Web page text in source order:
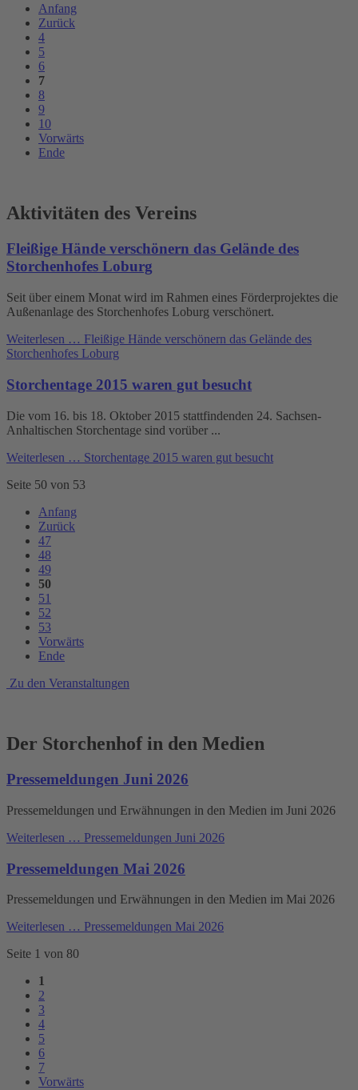
Anfang
Zurück
4
5
6
7
8
9
10
Vorwärts
Ende
Aktivitäten des Vereins
Fleißige Hände verschönern das Gelände des
Storchenhofes Loburg
Seit über einem Monat wird im Rahmen eines Förderprojektes die
Außenanlage des Storchenhofes Loburg verschönert.
Weiterlesen … Fleißige Hände verschönern das Gelände des
Storchenhofes Loburg
Storchentage 2015 waren gut besucht
Die vom 16. bis 18. Oktober 2015 stattfindenden 24. Sachsen-
Anhaltischen Storchentage sind vorüber ...
Weiterlesen … Storchentage 2015 waren gut besucht
Seite 50 von 53
Anfang
Zurück
47
48
49
50
51
52
53
Vorwärts
Ende
Zu den Veranstaltungen
Der Storchenhof in den Medien
Pressemeldungen Juni 2026
Pressemeldungen und Erwähnungen in den Medien im Juni 2026
Weiterlesen … Pressemeldungen Juni 2026
Pressemeldungen Mai 2026
Pressemeldungen und Erwähnungen in den Medien im Mai 2026
Weiterlesen … Pressemeldungen Mai 2026
Seite 1 von 80
1
2
3
4
5
6
7
Vorwärts